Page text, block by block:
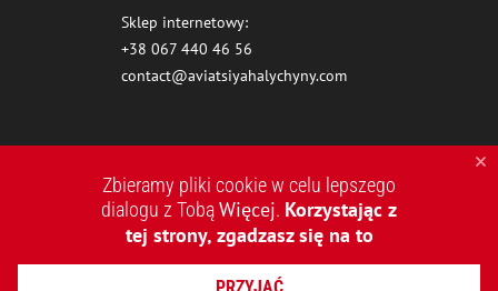
Sklep internetowy:
+38 067 440 46 56
contact@aviatsiyahalychyny.com
2015-2026 © AVIATSIYA HALYCHYNY – UKRAIŃSKA MARKA
Zbieramy pliki cookie w celu lepszego
dialogu z TobąWięcej. Korzystając z
tej strony, zgadzasz się na to